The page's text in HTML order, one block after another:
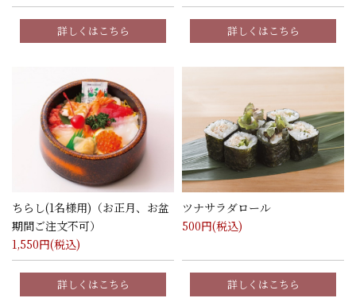
詳しくはこちら 詳しくはこちら
ちらし(1名様用)（お正月、お盆
期間ご注文不可）
1,550円(税込)
詳しくはこちら
ツナサラダロール
500円(税込)
詳しくはこちら